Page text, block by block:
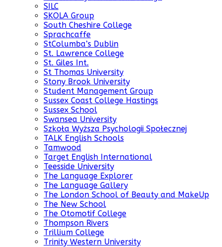
SILC
SKOLA Group
South Cheshire College
Sprachcaffe
StColumba’s Dublin
St. Lawrence College
St. Giles Int.
St Thomas University
Stony Brook University
Student Management Group
Sussex Coast College Hastings
Sussex School
Swansea University
Szkoła Wyższa Psychologii Społecznej
TALK English Schools
Tamwood
Target English International
Teesside University
The Language Explorer
The Language Gallery
The London School of Beauty and MakeUp
The New School
The Otomotif College
Thompson Rivers
Trillium College
Trinity Western University